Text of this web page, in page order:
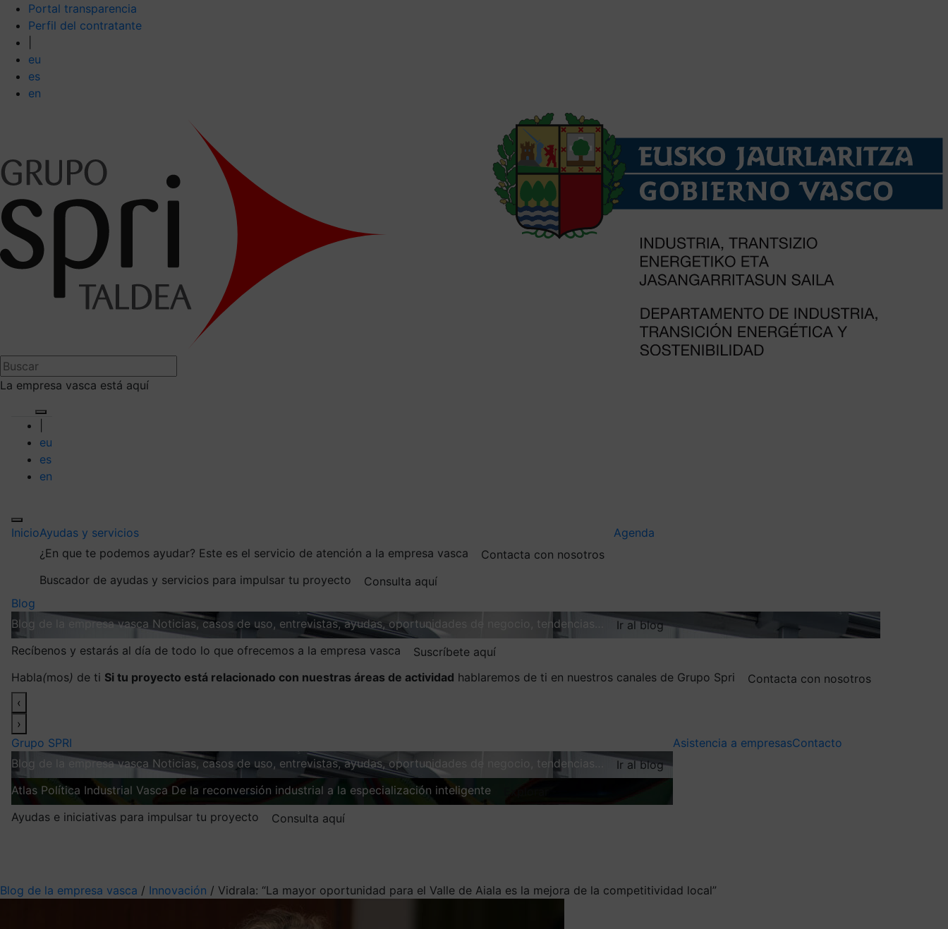
Portal transparencia
Perfil del contratante
eu
es
en
La empresa vasca está aquí
eu
es
en
InicioAyudas y servicios
¿En que te podemos ayudar? Este es el servicio de atención a la empresa vasca
Contacta con nosotros
Buscador de ayudas y servicios para impulsar tu proyecto
Consulta aquí
Agenda
Blog
Blog de la empresa vasca Noticias, casos de uso, entrevistas, ayudas, oportunidades de negocio, tendencias…
Ir al blog
Recíbenos y estarás al día de todo lo que ofrecemos a la empresa vasca
Suscríbete aquí
Habla(mos) de ti Si tu proyecto está relacionado con nuestras áreas de actividad hablaremos de ti en nuestros canales de Grupo Spri
Contacta con nosotros
‹
›
Grupo SPRI
Blog de la empresa vasca Noticias, casos de uso, entrevistas, ayudas, oportunidades de negocio, tendencias…
Ir al blog
Atlas Política Industrial Vasca De la reconversión industrial a la especialización inteligente
Ayudas e iniciativas para impulsar tu proyecto
Consulta aquí
Asistencia a empresasContacto
Blog de la empresa vasca / Innovación / Vidrala: “La mayor oportunidad para el Valle de Aiala es la mejora de la competitividad local”